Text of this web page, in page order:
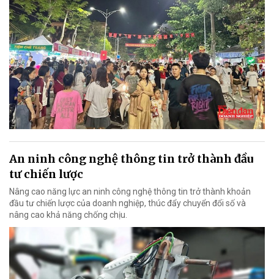
An ninh công nghệ thông tin trở thành đầu
tư chiến lược
Nâng cao năng lực an ninh công nghệ thông tin trở thành khoản
đầu tư chiến lược của doanh nghiệp, thúc đẩy chuyển đổi số và
nâng cao khả năng chống chịu.